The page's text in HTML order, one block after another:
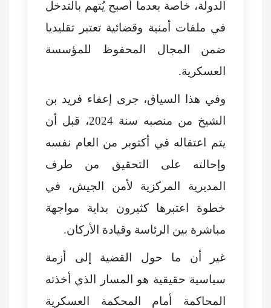
الدولة، خاصة بعدما أصبح يُتهم بالتدخل
في ملفات أمنية وقضائية تعتبر تقليديا
ضمن المجال المحفوظ للمؤسسة
العسكرية.
وفي هذا السياق، جرى إعفاء فريد بن
الشيخ من منصبه سنة 2024، قبل أن
يتم اعتقاله في أكتوبر من العام نفسه
وإحالته على التحقيق من طرف
المديرية المركزية لأمن الجيش، في
خطوة اعتبرها كثيرون بداية مواجهة
مباشرة بين الرئاسة وقيادة الأركان.
غير أن ما حول القضية إلى أزمة
سياسية حقيقية هو المسار الذي أخذته
المحاكمة أمام المحكمة العسكرية